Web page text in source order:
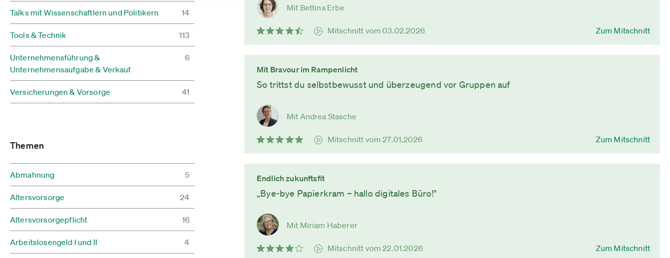
Talks mit Wissenschaftlern und Politikern 14
Tools & Technik 113
Unternehmensführung &
Unternehmensaufgabe & Verkauf
6
Versicherungen & Vorsorge 41
Themen
Abmahnung 5
Altersvorsorge 24
Altersvorsorgepflicht 16
Arbeitslosengeld I und II 4
Mit Bettina Erbe
Mitschnitt vom 03.02.2026 Zum Mitschnitt
Mit Bravour im Rampenlicht
So trittst du selbstbewusst und überzeugend vor Gruppen auf
Mit Andrea Stasche
Mitschnitt vom 27.01.2026 Zum Mitschnitt
Endlich zukunftsfit
„Bye-bye Papierkram – hallo digitales Büro!"
Mit Miriam Haberer
Mitschnitt vom 22.01.2026 Zum Mitschnitt